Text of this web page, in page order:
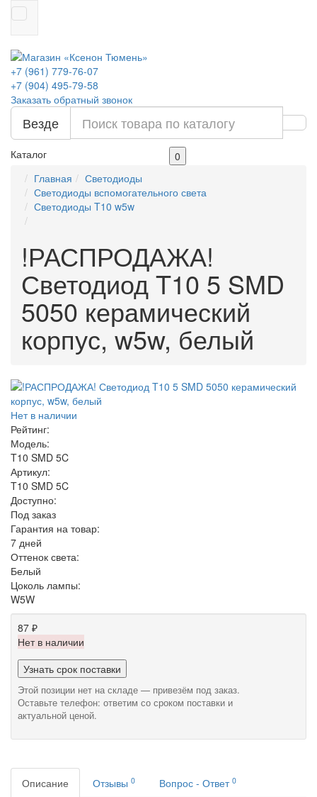
+7 (961) 779-76-07
+7 (904) 495-79-58
Заказать обратный звонок
Везде
Каталог
0
Главная
Светодиоды
Светодиоды вспомогательного света
Светодиоды T10 w5w
!РАСПРОДАЖА!
Светодиод T10 5 SMD
5050 керамический
корпус, w5w, белый
Нет в наличии
Рейтинг:
Модель:
T10 SMD 5C
Артикул:
T10 SMD 5C
Доступно:
Под заказ
Гарантия на товар:
7 дней
Оттенок света:
Белый
Цоколь лампы:
W5W
87 ₽
Нет в наличии
Узнать срок поставки
Этой позиции нет на складе — привезём под заказ.
Оставьте телефон: ответим со сроком поставки и
актуальной ценой.
Описание Отзывы 0 Вопрос - Ответ 0